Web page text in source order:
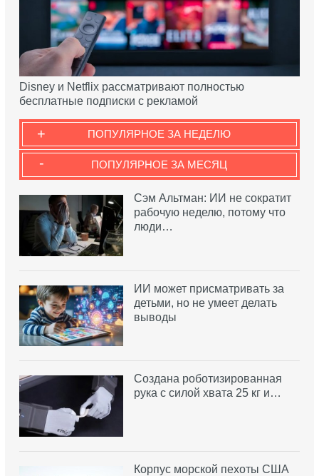
Disney и Netflix рассматривают полностью
бесплатные подписки с рекламой
ПОПУЛЯРНОЕ ЗА НЕДЕЛЮ
+
ПОПУЛЯРНОЕ ЗА МЕСЯЦ
-
Сэм Альтман: ИИ не сократит
рабочую неделю, потому что
люди…
ИИ может присматривать за
детьми, но не умеет делать
выводы
Создана роботизированная
рука с силой хвата 25 кг и…
Корпус морской пехоты США